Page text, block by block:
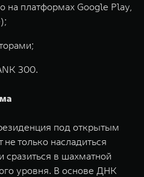
на платформах Google Play,
300.
под открытым
только насладиться
в шахматной
уровня. В основе ДНК